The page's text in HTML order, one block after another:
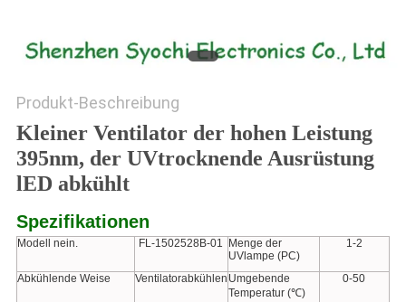
Produkt-Beschreibung
Kleiner Ventilator der hohen Leistung
395nm, der UVtrocknende Ausrüstung
lED abkühlt
Spezifikationen
Modell nein. FL-1502528B-01
Menge der
UVlampe (PC)
1-2
Abkühlende Weise Ventilatorabkühlen Umgebende
Temperatur (℃)
0-50